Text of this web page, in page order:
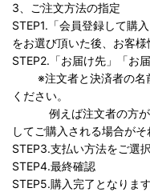
3、ご注文方法の指定
STEP1.「会員登録して購
をお選び頂いた後、お客様
STEP2.「お届け先」「お
※注文者と決済者の名
ください。
例えば注文者の方がご
してご購入される場合がそ
STEP3.支払い方法をご選
STEP4.最終確認
STEP5.購入完了となります